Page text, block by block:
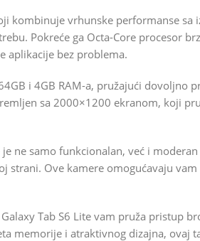
kombinuje vrhunske performanse
Pokreće ga Octa-Core procesor
aplikacije bez problema.
i 4GB RAM-a, pružajući dovoljno
sa 2000×1200 ekranom, koji
ne samo funkcionalan, već i
Ove kamere omogućavaju
Tab S6 Lite vam pruža pristup
memorije i atraktivnog dizajna, ovaj